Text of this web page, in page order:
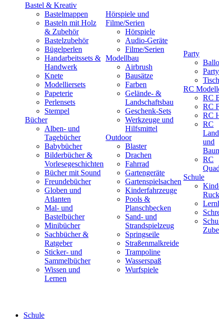
Bastel & Kreativ
Bastelmappen
Basteln mit Holz
& Zubehör
Bastelzubehör
Bügelperlen
Handarbeitssets &
Handwerk
Knete
Modelliersets
Papeterie
Perlensets
Stempel
Bücher
Alben- und
Tagebücher
Babybücher
Bilderbücher &
Vorlesegeschichten
Bücher mit Sound
Freundebücher
Globen und
Atlanten
Mal- und
Bastelbücher
Minibücher
Sachbücher &
Ratgeber
Sticker- und
Sammelbücher
Wissen und
Lernen
Hörspiele und
Filme/Serien
Hörspiele
Audio-Geräte
Filme/Serien
Modellbau
Airbrush
Bausätze
Farben
Gelände- &
Landschaftsbau
Geschenk-Sets
Werkzeuge und
Hilfsmittel
Outdoor
Blaster
Drachen
Fahrrad
Gartengeräte
Gartenspielsachen
Kinderfahrzeuge
Pools &
Planschbecken
Sand- und
Strandspielzeug
Springseile
Straßenmalkreide
Trampoline
Wasserspaß
Wurfspiele
Party
RC
RC
RC
RC
RC
und
RC
Schule
Schule